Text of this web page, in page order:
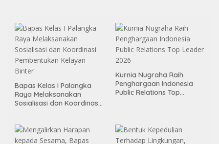
Bapas Kelas I Palangka
Raya Melaksanakan
Sosialisasi dan Koordinasi
Kurnia Nugraha Raih
Penghargaan Indonesia
Public Relations Top